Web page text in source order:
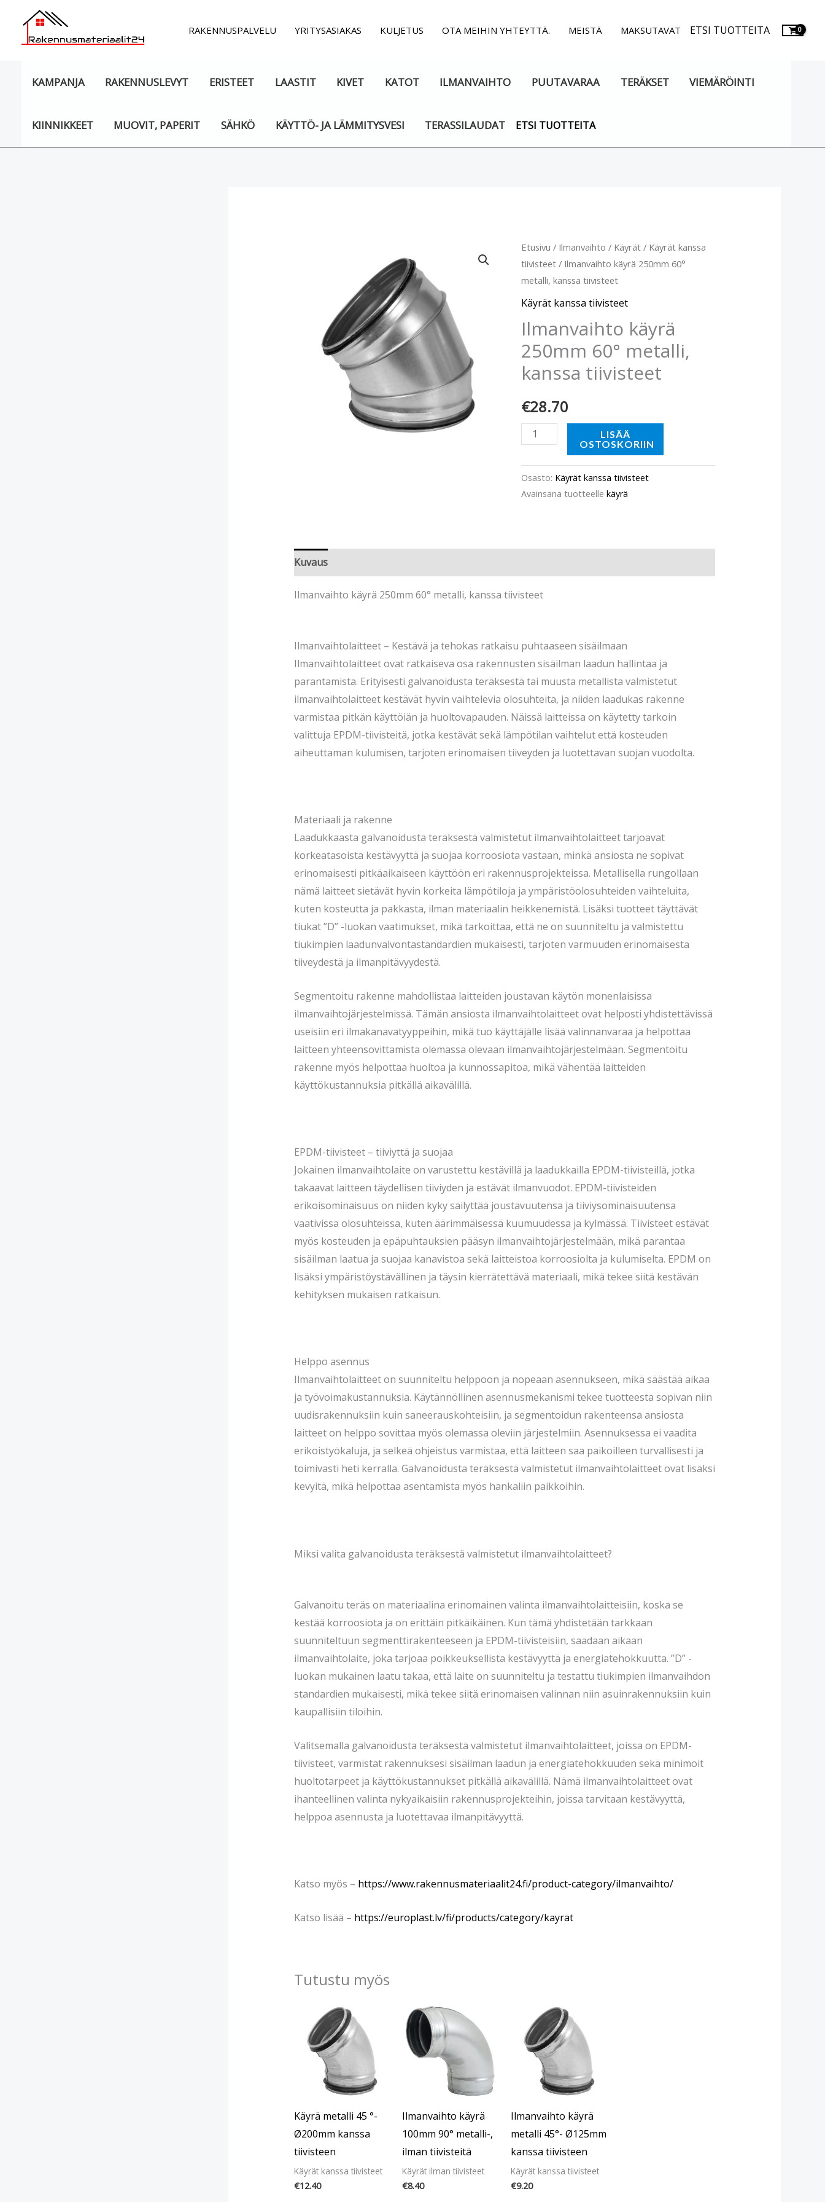
sisältöön
RAKENNUSPALVELU YRITYSASIAKAS KULJETUS OTA MEIHIN YHTEYTTÄ. MEISTÄ MAKSUTAVAT ETSI TUOTTEITA
KAMPANJA RAKENNUSLEVYT ERISTEET LAASTIT KIVET KATOT ILMANVAIHTO PUUTAVARAA TERÄKSET VIEMÄRÖINTI
KIINNIKKEET MUOVIT, PAPERIT SÄHKÖ KÄYTTÖ- JA LÄMMITYSVESI TERASSILAUDAT ETSI TUOTTEITA
Etusivu / Ilmanvaihto / Käyrät / Käyrät kanssa
tiivisteet / Ilmanvaihto käyrä 250mm 60°
metalli, kanssa tiivisteet
Käyrät kanssa tiivisteet
Ilmanvaihto käyrä
250mm 60° metalli,
kanssa tiivisteet
€28.70
Ilmanvaihto
käyrä
250mm
60°
metalli,
kanssa
tiivisteet
määrä
LISÄÄ
OSTOSKORIIN
Osasto: Käyrät kanssa tiivisteet
Avainsana tuotteellekäyrä
Kuvaus
Ilmanvaihto käyrä 250mm 60° metalli, kanssa tiivisteet
Ilmanvaihtolaitteet – Kestävä ja tehokas ratkaisu puhtaaseen sisäilmaan
Ilmanvaihtolaitteet ovat ratkaiseva osa rakennusten sisäilman laadun hallintaa ja
parantamista. Erityisesti galvanoidusta teräksestä tai muusta metallista valmistetut
ilmanvaihtolaitteet kestävät hyvin vaihtelevia olosuhteita, ja niiden laadukas rakenne
varmistaa pitkän käyttöiän ja huoltovapauden. Näissä laitteissa on käytetty tarkoin
valittuja EPDM-tiivisteitä, jotka kestävät sekä lämpötilan vaihtelut että kosteuden
aiheuttaman kulumisen, tarjoten erinomaisen tiiveyden ja luotettavan suojan vuodolta.
Materiaali ja rakenne
Laadukkaasta galvanoidusta teräksestä valmistetut ilmanvaihtolaitteet tarjoavat
korkeatasoista kestävyyttä ja suojaa korroosiota vastaan, minkä ansiosta ne sopivat
erinomaisesti pitkäaikaiseen käyttöön eri rakennusprojekteissa. Metallisella rungollaan
nämä laitteet sietävät hyvin korkeita lämpötiloja ja ympäristöolosuhteiden vaihteluita,
kuten kosteutta ja pakkasta, ilman materiaalin heikkenemistä. Lisäksi tuotteet täyttävät
tiukat ”D” -luokan vaatimukset, mikä tarkoittaa, että ne on suunniteltu ja valmistettu
tiukimpien laadunvalvontastandardien mukaisesti, tarjoten varmuuden erinomaisesta
tiiveydestä ja ilmanpitävyydestä.
Segmentoitu rakenne mahdollistaa laitteiden joustavan käytön monenlaisissa
ilmanvaihtojärjestelmissä. Tämän ansiosta ilmanvaihtolaitteet ovat helposti yhdistettävissä
useisiin eri ilmakanavatyyppeihin, mikä tuo käyttäjälle lisää valinnanvaraa ja helpottaa
laitteen yhteensovittamista olemassa olevaan ilmanvaihtojärjestelmään. Segmentoitu
rakenne myös helpottaa huoltoa ja kunnossapitoa, mikä vähentää laitteiden
käyttökustannuksia pitkällä aikavälillä.
EPDM-tiivisteet – tiiviyttä ja suojaa
Jokainen ilmanvaihtolaite on varustettu kestävillä ja laadukkailla EPDM-tiivisteillä, jotka
takaavat laitteen täydellisen tiiviyden ja estävät ilmanvuodot. EPDM-tiivisteiden
erikoisominaisuus on niiden kyky säilyttää joustavuutensa ja tiiviysominaisuutensa
vaativissa olosuhteissa, kuten äärimmäisessä kuumuudessa ja kylmässä. Tiivisteet estävät
myös kosteuden ja epäpuhtauksien pääsyn ilmanvaihtojärjestelmään, mikä parantaa
sisäilman laatua ja suojaa kanavistoa sekä laitteistoa korroosiolta ja kulumiselta. EPDM on
lisäksi ympäristöystävällinen ja täysin kierrätettävä materiaali, mikä tekee siitä kestävän
kehityksen mukaisen ratkaisun.
Helppo asennus
Ilmanvaihtolaitteet on suunniteltu helppoon ja nopeaan asennukseen, mikä säästää aikaa
ja työvoimakustannuksia. Käytännöllinen asennusmekanismi tekee tuotteesta sopivan niin
uudisrakennuksiin kuin saneerauskohteisiin, ja segmentoidun rakenteensa ansiosta
laitteet on helppo sovittaa myös olemassa oleviin järjestelmiin. Asennuksessa ei vaadita
erikoistyökaluja, ja selkeä ohjeistus varmistaa, että laitteen saa paikoilleen turvallisesti ja
toimivasti heti kerralla. Galvanoidusta teräksestä valmistetut ilmanvaihtolaitteet ovat lisäksi
kevyitä, mikä helpottaa asentamista myös hankaliin paikkoihin.
Miksi valita galvanoidusta teräksestä valmistetut ilmanvaihtolaitteet?
Galvanoitu teräs on materiaalina erinomainen valinta ilmanvaihtolaitteisiin, koska se
kestää korroosiota ja on erittäin pitkäikäinen. Kun tämä yhdistetään tarkkaan
suunniteltuun segmenttirakenteeseen ja EPDM-tiivisteisiin, saadaan aikaan
ilmanvaihtolaite, joka tarjoaa poikkeuksellista kestävyyttä ja energiatehokkuutta. ”D” -
luokan mukainen laatu takaa, että laite on suunniteltu ja testattu tiukimpien ilmanvaihdon
standardien mukaisesti, mikä tekee siitä erinomaisen valinnan niin asuinrakennuksiin kuin
kaupallisiin tiloihin.
Valitsemalla galvanoidusta teräksestä valmistetut ilmanvaihtolaitteet, joissa on EPDM-
tiivisteet, varmistat rakennuksesi sisäilman laadun ja energiatehokkuuden sekä minimoit
huoltotarpeet ja käyttökustannukset pitkällä aikavälillä. Nämä ilmanvaihtolaitteet ovat
ihanteellinen valinta nykyaikaisiin rakennusprojekteihin, joissa tarvitaan kestävyyttä,
helppoa asennusta ja luotettavaa ilmanpitävyyttä.
Katso myös – https://www.rakennusmateriaalit24.fi/product-category/ilmanvaihto/
Katso lisää – https://europlast.lv/fi/products/category/kayrat
Tutustu myös
Käyrä metalli 45 °-
Ø200mm kanssa
tiivisteen
Käyrät kanssa tiivisteet
€12.40
Ilmanvaihto käyrä
100mm 90° metalli-,
ilman tiivisteitä
Käyrät ilman tiivisteet
€8.40
Ilmanvaihto käyrä
metalli 45°- Ø125mm
kanssa tiivisteen
Käyrät kanssa tiivisteet
€9.20